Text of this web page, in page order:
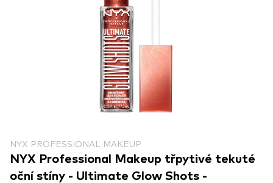
NYX PROFESSIONAL MAKEUP
NYX Professional Makeup třpytivé tekuté
oční stíny - Ultimate Glow Shots -